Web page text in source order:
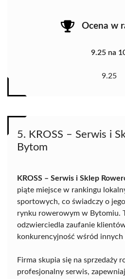
Ocena w
9.25 na
9.25
5. KROSS – Serwis i
Bytom
KROSS – Serwis i Sklep
piąte miejsce w rankingu
sportowych, co świadczy o
rynku rowerowym w Bytomiu.
odzwierciedla zaufanie
konkurencyjność wśród
Firma skupia się na sprzedaży
profesjonalny serwis,